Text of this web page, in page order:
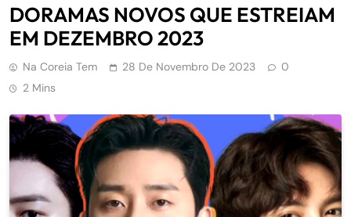
DORAMAS NOVOS QUE ESTREIAM
EM DEZEMBRO 2023
Na Coreia Tem 28 De Novembro De 2023
0
2 Mins